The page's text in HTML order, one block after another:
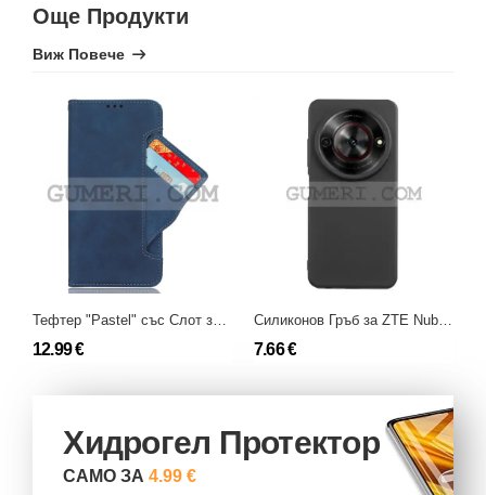
Още Продукти
Виж Повече
Тефтер "Pastel" със Слот за Карти за ZTE Nubia Focus
12.99 €
Силиконов Гръб за ZTE Nubia Focus
7.66 €
Хидрогел Протектор
САМО ЗА4.99 €